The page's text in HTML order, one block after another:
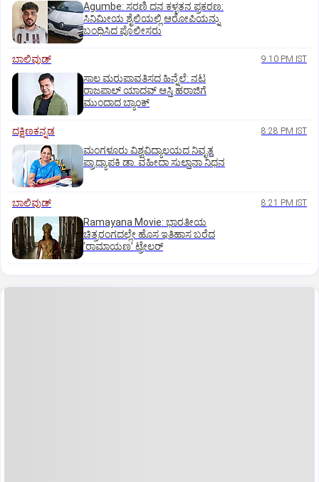
Agumbe: ಸರಣಿ ದನ ಕಳ್ಳತನ ಪ್ರಕರಣ:
ಸಿನಿಮೀಯ ಶೈಲಿಯಲ್ಲಿ ಆರೋಪಿಯನ್ನು
ಬಂಧಿಸಿದ ಪೊಲೀಸರು
ಬಾಲಿವುಡ್‌ 9:10 PM IST
ಸಾಲ ಮರುಪಾವತಿಸದ ಹಿನ್ನೆಲೆ: ನಟ
ರಾಜಪಾಲ್ ಯಾದವ್‌ ಆಸ್ತಿ ಹರಾಜಿಗೆ
ಮುಂದಾದ ಬ್ಯಾಂಕ್
ದಕ್ಷಿಣಕನ್ನಡ 8:28 PM IST
ಮಂಗಳೂರು ವಿಶ್ವವಿದ್ಯಾಲಯದ ನಿವೃತ್ತ
ಪ್ರಾಧ್ಯಾಪಕಿ ಡಾ. ವಹೀದಾ ಸುಲ್ತಾನಾ ನಿಧನ
ಬಾಲಿವುಡ್‌ 8:21 PM IST
Ramayana Movie: ಭಾರತೀಯ
ಚಿತ್ರರಂಗದಲ್ಲೇ ಹೊಸ ಇತಿಹಾಸ ಬರೆದ
ʼರಾಮಾಯಣʼ ಟ್ರೇಲರ್